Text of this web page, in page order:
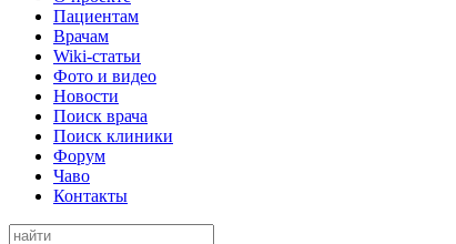
Пациентам
Врачам
Wiki-статьи
Фото и видео
Новости
Поиск врача
Поиск клиники
Форум
Чаво
Контакты